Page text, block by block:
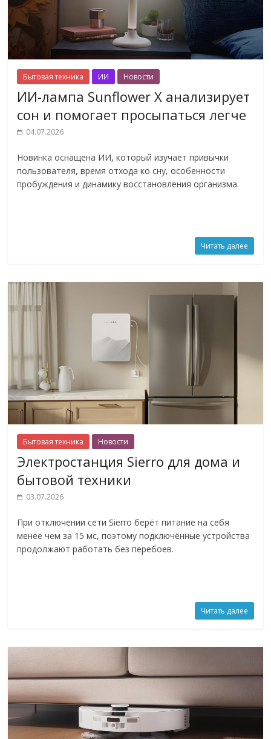
Бытовая техника ИИ Новости
ИИ-лампа Sunflower X анализирует
сон и помогает просыпаться легче
04.07.2026
Новинка оснащена ИИ, который изучает привычки
пользователя, время отхода ко сну, особенности
пробуждения и динамику восстановления организма.
Читать далее
Бытовая техника Новости
Электростанция Sierro для дома и
бытовой техники
03.07.2026
При отключении сети Sierro берёт питание на себя
менее чем за 15 мс, поэтому подключённые устройства
продолжают работать без перебоев.
Читать далее